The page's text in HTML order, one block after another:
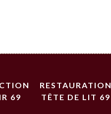
69
RESTAURATION
TÊTE DE LIT 69